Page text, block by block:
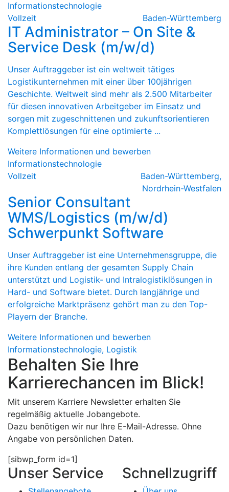
Informationstechnologie
Vollzeit
Baden-Württemberg
IT Administrator – On Site &
Service Desk (m/w/d)
Unser Auftraggeber ist ein weltweit tätiges
Logistikunternehmen mit einer über 100jährigen
Geschichte. Weltweit sind mehr als 2.500 Mitarbeiter
für diesen innovativen Arbeitgeber im Einsatz und
sorgen mit zugeschnittenen und zukunftsorientieren
Komplettlösungen für eine optimierte ...
Weitere Informationen und bewerben
Informationstechnologie
Vollzeit
Baden-Württemberg,
Nordrhein-Westfalen
Senior Consultant
WMS/Logistics (m/w/d)
Schwerpunkt Software
Unser Auftraggeber ist eine Unternehmensgruppe, die
ihre Kunden entlang der gesamten Supply Chain
unterstützt und Logistik- und Intralogistiklösungen in
Hard- und Software bietet. Durch langjährige und
erfolgreiche Marktpräsenz gehört man zu den Top-
Playern der Branche.
Weitere Informationen und bewerben
Informationstechnologie, Logistik
Behalten Sie Ihre
Karrierechancen im Blick!
Mit unserem Karriere Newsletter erhalten Sie
regelmäßig aktuelle Jobangebote.
Dazu benötigen wir nur Ihre E-Mail-Adresse. Ohne
Angabe von persönlichen Daten.
[sibwp_form id=1]
Unser Service Schnellzugriff